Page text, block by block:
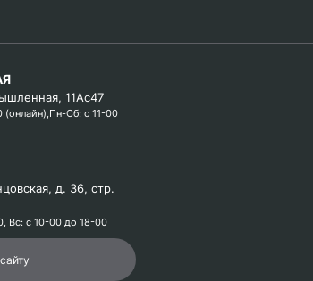
11Ас47
Сб: с 11-00
д. 36, стр.
Вс: с 10-00 до 18-00